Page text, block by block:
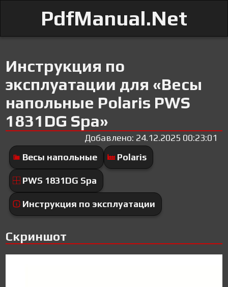
PdfManual.Net
Инструкция по
эксплуатации для «Весы
напольные Polaris PWS
1831DG Spa»
Добавлено: 24.12.2025 00:23:01
Весы напольные
Polaris
PWS 1831DG Spa
Инструкция по эксплуатации
Скриншот